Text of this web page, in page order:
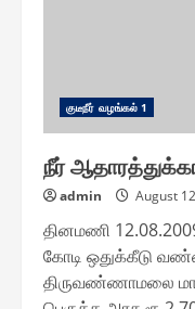
குடீநீர் வழங்௧ல் 1
நீர்
admin August
தினமணி
கோடி ஒதுக்கீடு
திருவண்ணாமலை